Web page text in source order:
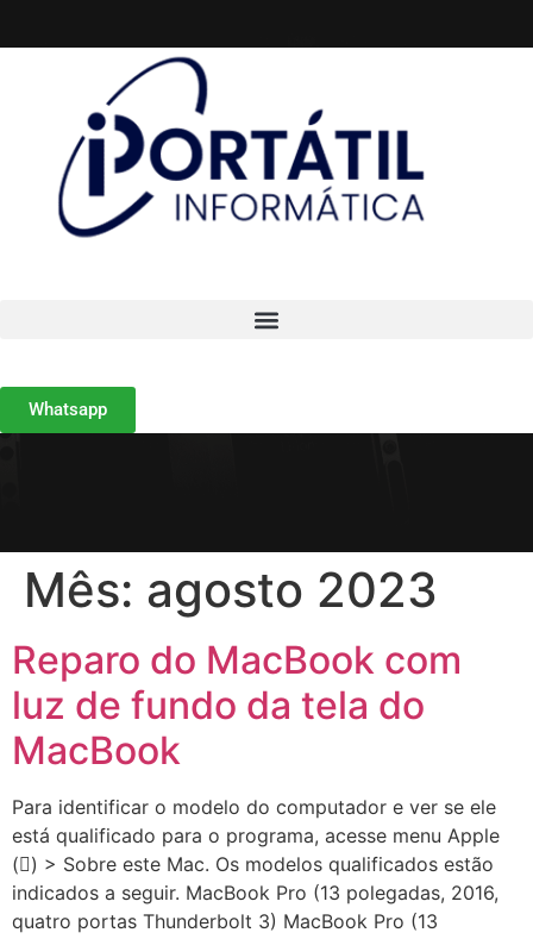
Whatsapp
Mês: agosto 2023
Reparo do MacBook com
luz de fundo da tela do
MacBook
Para identificar o modelo do computador e ver se ele
está qualificado para o programa, acesse menu Apple
() > Sobre este Mac. Os modelos qualificados estão
indicados a seguir. MacBook Pro (13 polegadas, 2016,
quatro portas Thunderbolt 3) MacBook Pro (13